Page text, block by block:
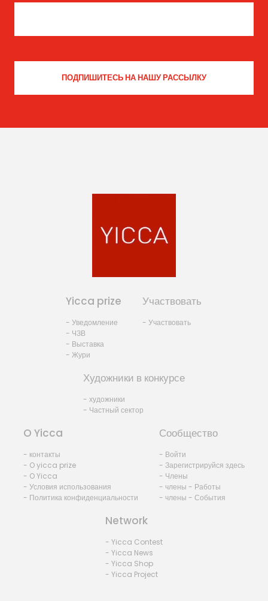
Yicca prize
- Уведомление
- ЧЗВ
- Выставка
- Жури
Участвовать
- Участвовать
Художники в конкурсе
- художники
- Частный сектор
O Yicca
- контакты
- O yicca prize
- O Yicca
- Условия использования
- Политика конфиденциальности
Сообщество
- Войти
- Зарегистрируйся здесь
- Члены
- члены - Работы
- члены - События
Network
- Yicca Contest
- Yicca News
- Yicca Shop
- Yicca Project